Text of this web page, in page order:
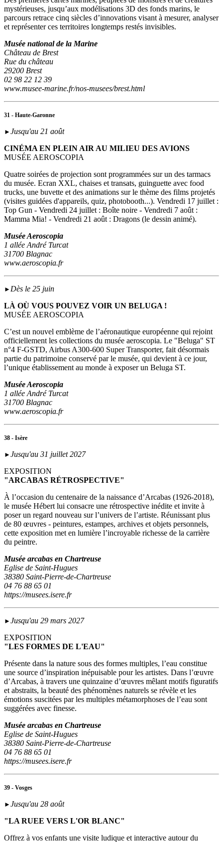
mystérieuses, jusqu’aux modélisations 3D des fonds marins, le
parcours retrace cinq siècles d’innovations visant à mesurer, analyser
et représenter ces territoires longtemps restés invisibles.
Musée national de la Marine
Château de Brest
Rue du château
29200 Brest
02 98 22 12 39
www.musee-marine.fr/nos-musees/brest.html
31 - Haute-Garonne
► Jusqu'au 21 août
CINÉMA EN PLEIN AIR AU MILIEU DES AVIONS
MUSÉE AEROSCOPIA
Quatre soirées de projection sont programmées sur un des tarmacs
du musée. Ecran XXL, chaises et transats, guinguette avec food
trucks, une buvette et des animations sur le thème des films projetés
(visites guidées d'appareils, quiz, photobooth...). Vendredi 17 juillet :
Top Gun - Vendredi 24 juillet : Boîte noire - Vendredi 7 août :
Mamma Mia! - Vendredi 21 août : Dragons (le dessin animé).
Musée Aeroscopia
1 allée André Turcat
31700 Blagnac
www.aeroscopia.fr
► Dès le 25 juin
LÀ OÙ VOUS POUVEZ VOIR UN BELUGA !
MUSÉE AEROSCOPIA
C’est un nouvel emblème de l’aéronautique européenne qui rejoint
officiellement les collections du musée aeroscopia. Le "Beluga" ST
n°4 F-GSTD, Airbus A300-600 Super Transporter, fait désormais
partie du patrimoine conservé par le musée, qui devient à ce jour,
l’unique établissement au monde à exposer un Beluga ST.
Musée Aeroscopia
1 allée André Turcat
31700 Blagnac
www.aeroscopia.fr
38 - Isère
► Jusqu'au 31 juillet 2027
EXPOSITION
"ARCABAS RÉTROSPECTIVE"
À l’occasion du centenaire de la naissance d’Arcabas (1926-2018),
le musée Hébert lui consacre une rétrospective inédite et invite à
poser un regard nouveau sur l’univers de l’artiste. Réunissant plus
de 80 œuvres - peintures, estampes, archives et objets personnels,
cette exposition met en lumière l’incroyable richesse de la carrière
du peintre.
Musée arcabas en Chartreuse
Eglise de Saint-Hugues
38380 Saint-Pierre-de-Chartreuse
04 76 88 65 01
https://musees.isere.fr
► Jusqu'au 29 mars 2027
EXPOSITION
"LES FORMES DE L'EAU"
Présente dans la nature sous des formes multiples, l’eau constitue
une source d’inspiration inépuisable pour les artistes. Dans l’œuvre
d’Arcabas, à travers une quinzaine d’œuvres mêlant motifs figuratifs
et abstraits, la beauté des phénomènes naturels se révèle et les
émotions suscitées par les multiples métamorphoses de l’eau sont
suggérées avec finesse.
Musée arcabas en Chartreuse
Eglise de Saint-Hugues
38380 Saint-Pierre-de-Chartreuse
04 76 88 65 01
https://musees.isere.fr
39 - Vosges
► Jusqu'au 28 août
"LA RUEE VERS L'OR BLANC"
Offrez à vos enfants une visite ludique et interactive autour du